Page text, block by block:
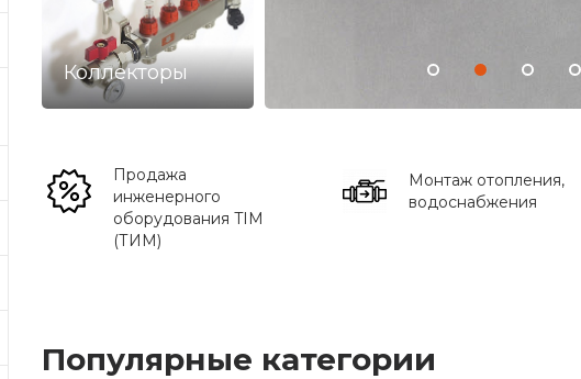
Коллекторы
Продажа
инженерного
оборудования TIM
(ТИМ)
Монтаж отопления,
водоснабжения
Популярные категории